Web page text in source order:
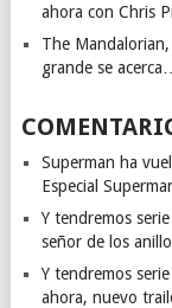
ahora con Chris
The
grande se acerca…
Superman ha
Especial
Y tendremos
señor de los
Y tendremos
ahora, nuevo